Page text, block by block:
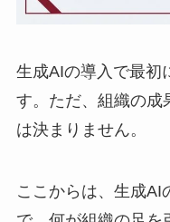
生成AIの導入で最初
す。ただ、組織の成
は決まりません。
ここからは、生成AI